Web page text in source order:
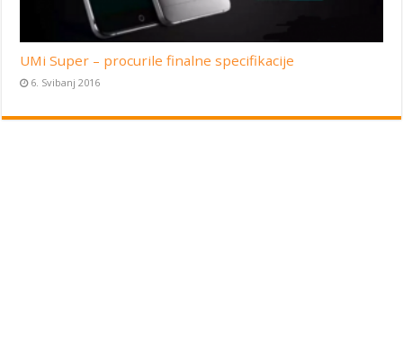
UMi Super – procurile finalne specifikacije
6. Svibanj 2016